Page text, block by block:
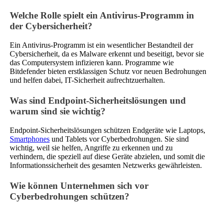
Welche Rolle spielt ein Antivirus-Programm in
der Cybersicherheit?
Ein Antivirus-Programm ist ein wesentlicher Bestandteil der
Cybersicherheit, da es Malware erkennt und beseitigt, bevor sie
das Computersystem infizieren kann. Programme wie
Bitdefender bieten erstklassigen Schutz vor neuen Bedrohungen
und helfen dabei, IT-Sicherheit aufrechtzuerhalten.
Was sind Endpoint-Sicherheitslösungen und
warum sind sie wichtig?
Endpoint-Sicherheitslösungen schützen Endgeräte wie Laptops,
Smartphones und Tablets vor Cyberbedrohungen. Sie sind
wichtig, weil sie helfen, Angriffe zu erkennen und zu
verhindern, die speziell auf diese Geräte abzielen, und somit die
Informationssicherheit des gesamten Netzwerks gewährleisten.
Wie können Unternehmen sich vor
Cyberbedrohungen schützen?